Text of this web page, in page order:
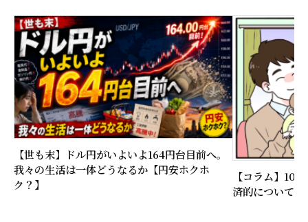
【世も末】ドル円がいよいよ164円台目前へ。
我々の生活は一体どうなるか【円安ホクホ
ク？】
【コラム】10
済的について